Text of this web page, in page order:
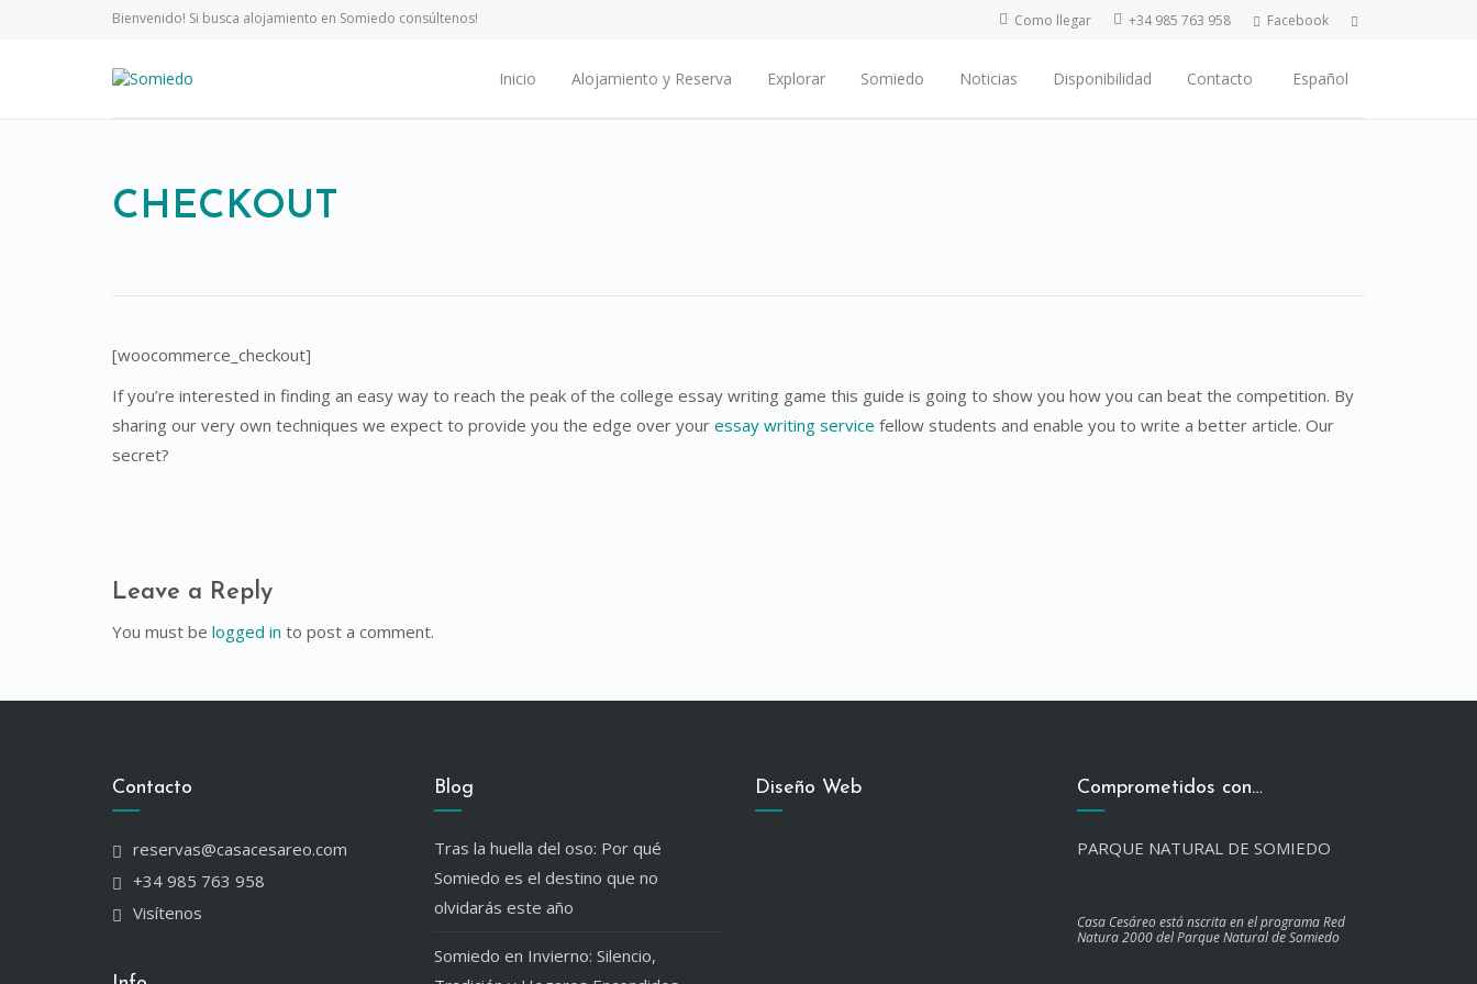
Bienvenido! Si busca alojamiento en Somiedo consúltenos! Como llegar +34 985 763 958 Facebook
Inicio Alojamiento y Reserva Explorar Somiedo Noticias Disponibilidad Contacto Español
CHECKOUT
[woocommerce_checkout]
If you’re interested in finding an easy way to reach the peak of the college essay writing game this guide is going to show you how you can beat the competition. By
sharing our very own techniques we expect to provide you the edge over your essay writing service fellow students and enable you to write a better article. Our
secret?
Leave a Reply
You must be logged in to post a comment.
Contacto
reservas@casacesareo.com
+34 985 763 958
Visítenos
Blog
Tras la huella del oso: Por qué
Somiedo es el destino que no
olvidarás este año
Somiedo en Invierno: Silencio,
Diseño Web Comprometidos con…
PARQUE NATURAL DE SOMIEDO
Casa Cesáreo está nscrita en el programa Red
Natura 2000 del Parque Natural de Somiedo